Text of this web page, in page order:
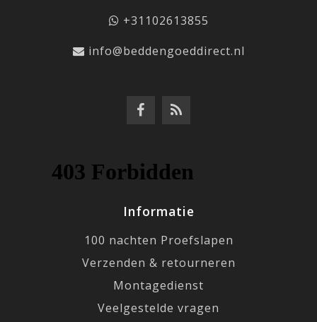
+31102613855
info@beddengoeddirect.nl
Informatie
100 nachten Proefslapen
Verzenden & retourneren
Montagedienst
Veelgestelde vragen